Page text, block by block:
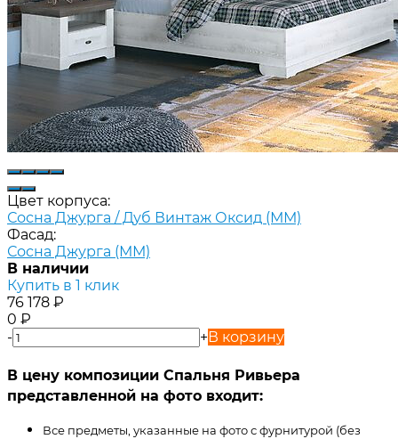
Цвет корпуса:
Сосна Джурга / Дуб Винтаж Оксид (ММ)
Фасад:
Сосна Джурга (ММ)
В наличии
Купить в 1 клик
76 178 ₽
0 ₽
-
+В корзину
В цену композиции Спальня Ривьера
представленной на фото входит:
Все предметы, указанные на фото с фурнитурой (без